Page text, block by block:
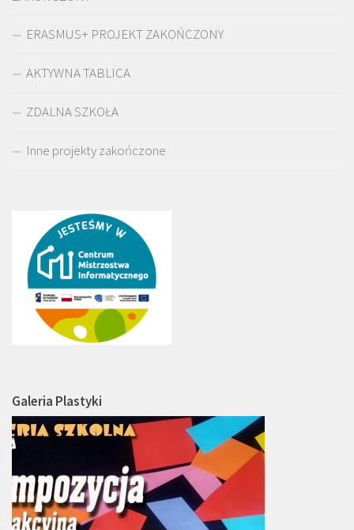
ERASMUS+ PROJEKT ZAKOŃCZONY
AKTYWNA TABLICA
ZDALNA SZKOŁA
Inne projekty zakończone
Galeria Plastyki